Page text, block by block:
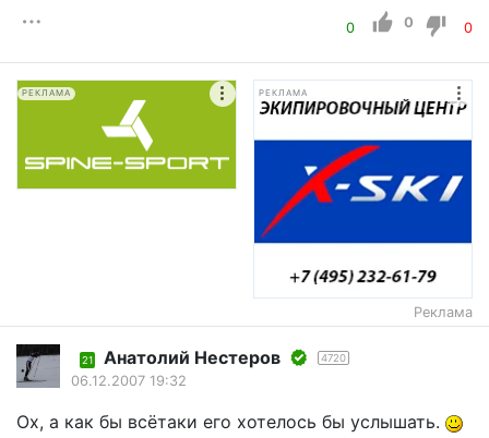
0 0 0
РЕКЛАМА РЕКЛАМА
Реклама
21 Aнатолий Нестеров 4720
06.12.2007 19:32
Ох, а как бы всётаки его хотелось бы услышать.